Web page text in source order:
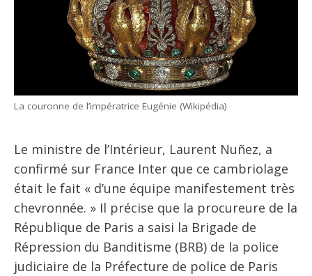
La couronne de l’impératrice Eugénie (Wikipédia)
Le ministre de l’Intérieur, Laurent Nuñez, a
confirmé sur France Inter que ce cambriolage
était le fait « d’une équipe manifestement très
chevronnée. » Il précise que la procureure de la
République de Paris a saisi la Brigade de
Répression du Banditisme (BRB) de la police
judiciaire de la Préfecture de police de Paris